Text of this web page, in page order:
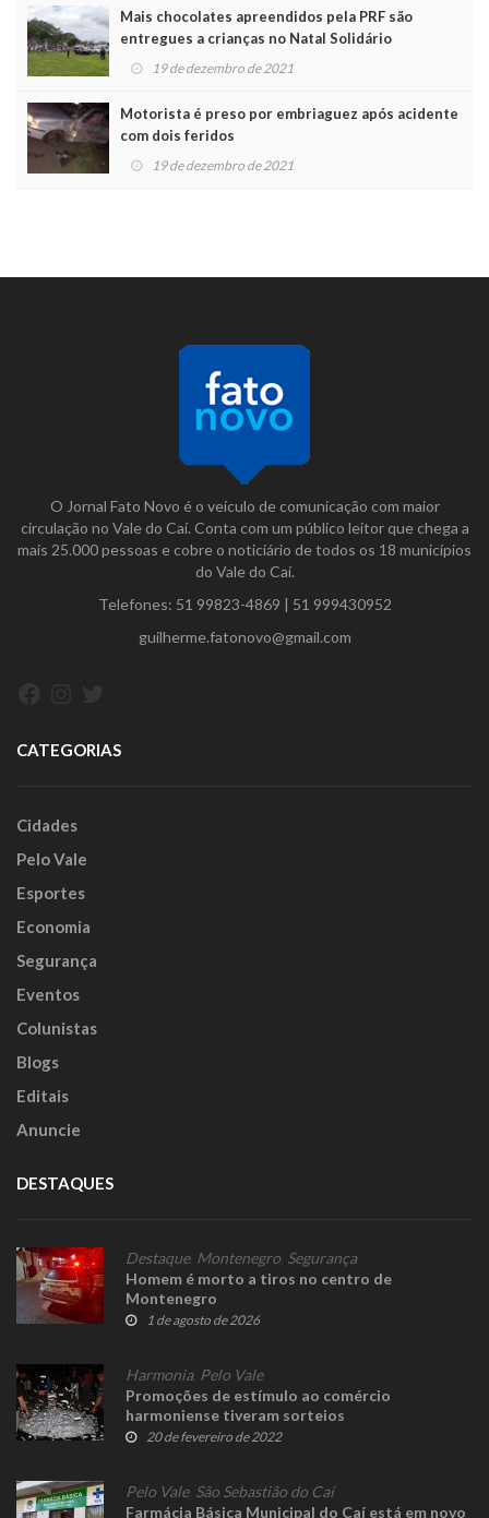
Mais chocolates apreendidos pela PRF são
entregues a crianças no Natal Solidário
19 de dezembro de 2021
Motorista é preso por embriaguez após acidente
com dois feridos
19 de dezembro de 2021
O Jornal Fato Novo é o veículo de comunicação com maior
circulação no Vale do Caí. Conta com um público leitor que chega a
mais 25.000 pessoas e cobre o noticiário de todos os 18 municípios
do Vale do Caí.
Telefones: 51 99823-4869 | 51 999430952
guilherme.fatonovo@gmail.com
CATEGORIAS
Cidades
Pelo Vale
Esportes
Economia
Segurança
Eventos
Colunistas
Blogs
Editais
Anuncie
DESTAQUES
Destaque, Montenegro Segurança
Homem é morto a tiros no centro de
Montenegro
1 de agosto de 2026
Harmonia, Pelo Vale
Promoções de estímulo ao comércio
harmoniense tiveram sorteios
20 de fevereiro de 2022
Pelo Vale, São Sebastião do Caí
Farmácia Básica Municipal do Caí está em novo